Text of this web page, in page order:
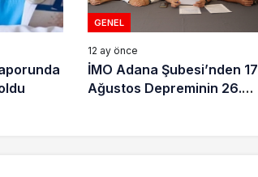
GENEL
12 ay önce
İMO Adana Şubesi’nden 17
Ağustos Depreminin 26.